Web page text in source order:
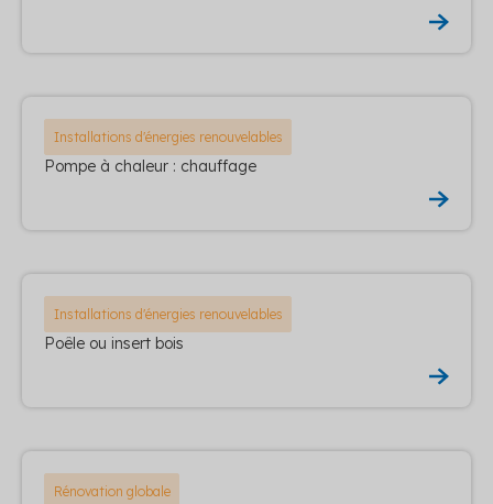
Installations d'énergies renouvelables
Pompe à chaleur : chauffage
Installations d'énergies renouvelables
Poêle ou insert bois
Rénovation globale